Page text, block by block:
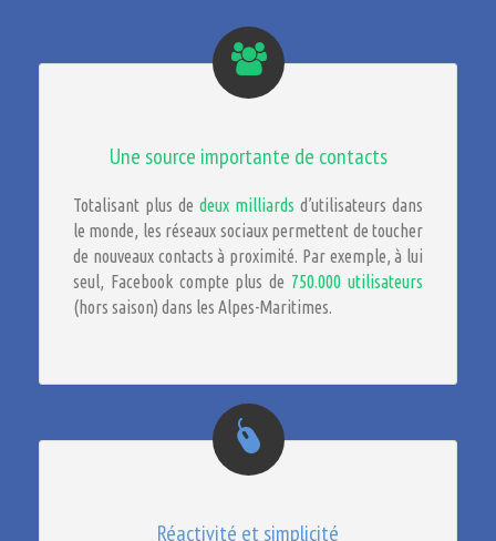
Une source importante de contacts
Totalisant plus de deux milliards d’utilisateurs dans
le monde, les réseaux sociaux permettent de toucher
de nouveaux contacts à proximité. Par exemple, à lui
seul, Facebook compte plus de 750.000 utilisateurs
(hors saison) dans les Alpes-Maritimes.
Réactivité et simplicité